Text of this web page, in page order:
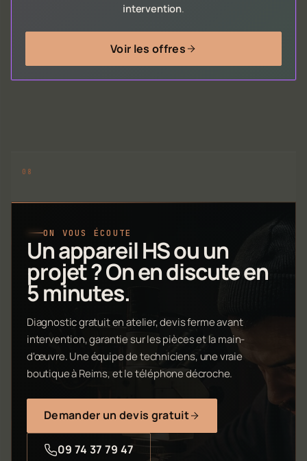
intervention.
Voir les offres
ON VOUS ÉCOUTE
Un appareil HS ou un
projet ? On en discute en
5 minutes.
Diagnostic gratuit en atelier, devis ferme avant
intervention, garantie sur les pièces et la main-
d'œuvre. Une équipe de techniciens, une vraie
boutique à Reims, et le téléphone décroche.
Demander un devis gratuit
09 74 37 79 47